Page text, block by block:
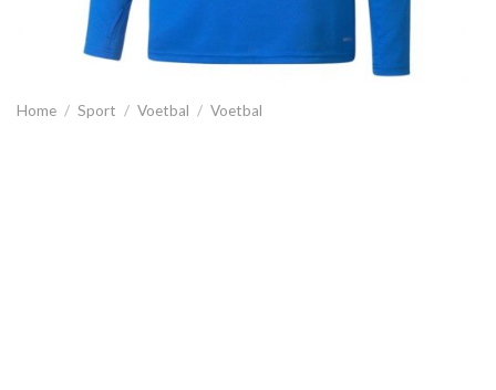
Home / Sport / Voetbal / Voetbal